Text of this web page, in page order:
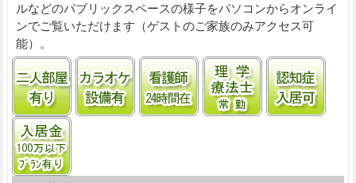
ルなどのパブリックスペースの様子をパソコンからオンライ
ンでご覧いただけます（ゲストのご家族のみアクセス可
能）。
二人部屋ありカラオケ設備看護師24時間常駐理学療法士常勤認知
入居金100万円以下プランあり